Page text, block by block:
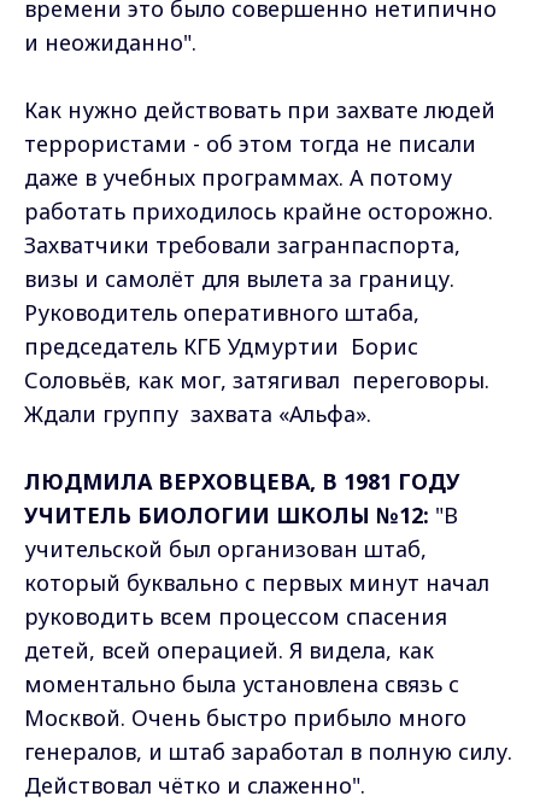
времени это было совершенно нетипично
и неожиданно".
Как нужно действовать при захвате людей
террористами - об этом тогда не писали
даже в учебных программах. А потому
работать приходилось крайне осторожно.
Захватчики требовали загранпаспорта,
визы и самолёт для вылета за границу.
Руководитель оперативного штаба,
председатель КГБ Удмуртии Борис
Соловьёв, как мог, затягивал переговоры.
Ждали группу захвата «Альфа».
ЛЮДМИЛА ВЕРХОВЦЕВА, В 1981 ГОДУ
УЧИТЕЛЬ БИОЛОГИИ ШКОЛЫ №12: "В
учительской был организован штаб,
который буквально с первых минут начал
руководить всем процессом спасения
детей, всей операцией. Я видела, как
моментально была установлена связь с
Москвой. Очень быстро прибыло много
генералов, и штаб заработал в полную силу.
Действовал чётко и слаженно".